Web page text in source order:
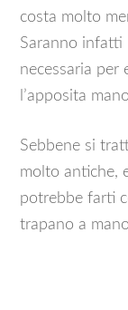
costa molto
Saranno infatti
necessaria
l’apposita
Sebbene si
molto antiche,
potrebbe farti
trapano a